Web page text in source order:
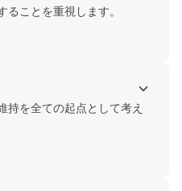
ことを重視します。
持を全ての起点として考え